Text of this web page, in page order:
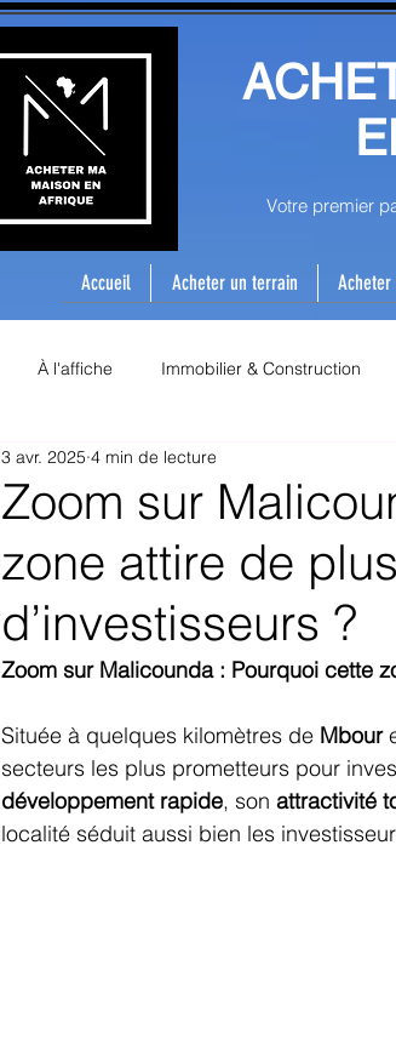
Votre premier
Accueil Acheter un terrain Acheter
À l'affiche Immobilier & Construction
Zoom sur
zone attire de
d’investisseurs ?
3 avr. 2025 4 min de lecture
Zoom sur Malicounda : Pourquoi cette
Située à quelques kilomètres de Mbour
secteurs les plus prometteurs pour
développement rapide, son attractivité
localité séduit aussi bien les